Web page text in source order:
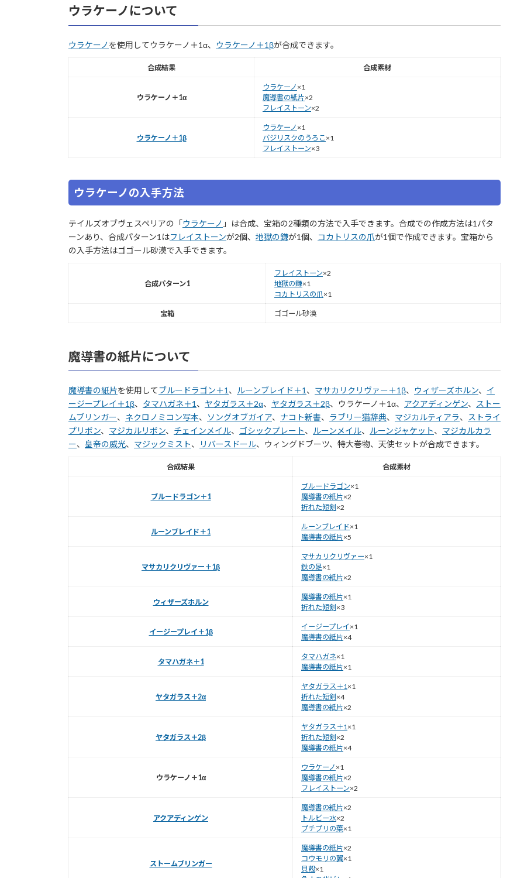
ウラケーノについて
ウラケーノ を使用してウラケーノ＋1α、 ウラケーノ＋1βが合成できます。
合成結果 合成素材
ウラケーノ＋1α
ウラケーノ ×1
魔導書の紙片×2
フレイストーン×2
ウラケーノ＋1β
ウラケーノ ×1
バジリスクのうろこ ×1
フレイストーン×3
ウラケーノの入手方法
テイルズオブヴェスペリアの「ウラケーノ 」は合成、宝箱の2種類の方法で入手できます。合成での作成方法は1パタ
ーンあり、合成パターン1はフレイストーンが2個、 地獄の鎌が1個、 コカトリスの爪が1個で作成できます。宝箱から
の入手方法はゴゴール砂漠で入手できます。
合成パターン1
フレイストーン×2
地獄の鎌×1
コカトリスの爪 ×1
宝箱 ゴゴール砂漠
魔導書の紙片について
魔導書の紙片を使用してブルードラゴン＋1、 ルーンブレイド＋1、 マサカリクリヴァー＋1β、 ウィザーズホルン、 イ
ージープレイ＋1β、 タマハガネ＋1、 ヤタガラス＋2α、 ヤタガラス＋2β、ウラケーノ＋1α、 アクアディンゲン、 ストー
ムブリンガー、 ネクロノミコン写本、 ソングオブガイア、 ナコト新書、 ラブリー猫辞典、 マジカルティアラ、 ストライ
プリボン、 マジカルリボン、 チェインメイル、 ゴシックプレート、 ルーンメイル、 ルーンジャケット、 マジカルカラ
ー、 皇帝の威光、 マジックミスト、 リバースドール、ウィングドブーツ、特大巻物、天使セットが合成できます。
合成結果 合成素材
ブルードラゴン＋1
ブルードラゴン×1
魔導書の紙片×2
折れた短剣 ×2
ルーンブレイド＋1
ルーンブレイド×1
魔導書の紙片×5
マサカリクリヴァー＋1β
マサカリクリヴァー×1
鉄の足×1
魔導書の紙片×2
ウィザーズホルン
魔導書の紙片×1
折れた短剣 ×3
イージープレイ＋1β
イージープレイ×1
魔導書の紙片×4
タマハガネ＋1
タマハガネ×1
魔導書の紙片×1
ヤタガラス＋2α
ヤタガラス＋1×1
折れた短剣 ×4
魔導書の紙片×2
ヤタガラス＋2β
ヤタガラス＋1×1
折れた短剣 ×2
魔導書の紙片×4
ウラケーノ＋1α
ウラケーノ ×1
魔導書の紙片×2
フレイストーン×2
アクアディンゲン
魔導書の紙片×2
トルビー水×2
プチプリの葉×1
ストームブリンガー
魔導書の紙片×2
コウモリの翼×1
貝殻×1